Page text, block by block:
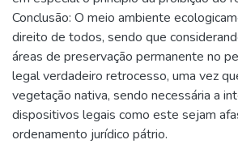
Conclusão: O meio ambiente
direito de todos, sendo que
áreas de preservação permanente no
legal verdadeiro retrocesso, uma vez
vegetação nativa, sendo necessária a
dispositivos legais como este sejam
ordenamento jurídico pátrio.